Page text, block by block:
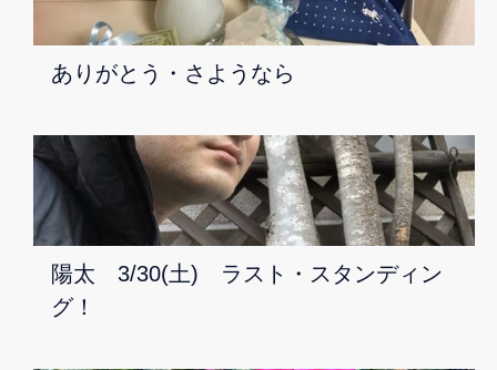
ありがとう・さようなら
陽太 3/30(土) ラスト・スタンディン
グ！